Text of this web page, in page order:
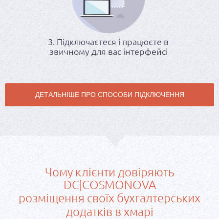
3. Підключаєтеся і працюєте в
звичному для вас інтерфейсі
Чому клієнти довіряють
DC|COSMONOVA
розміщення своїх бухгалтерських
додатків в хмарі